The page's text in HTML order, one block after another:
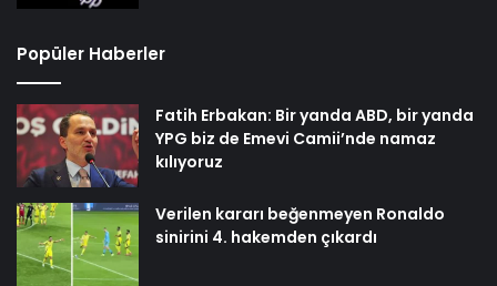
Popüler Haberler
Fatih Erbakan: Bir yanda ABD, bir yanda
YPG biz de Emevi Camii’nde namaz
kılıyoruz
Verilen kararı beğenmeyen Ronaldo
sinirini 4. hakemden çıkardı